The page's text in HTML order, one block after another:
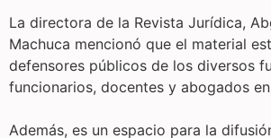
La directora de la Revista Jurídica,
Machuca mencionó que el material
defensores públicos de los diversos
funcionarios, docentes y abogados
Además, es un espacio para la